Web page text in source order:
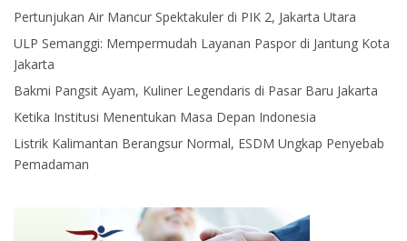
Pertunjukan Air Mancur Spektakuler di PIK 2, Jakarta Utara
ULP Semanggi: Mempermudah Layanan Paspor di Jantung Kota
Jakarta
Bakmi Pangsit Ayam, Kuliner Legendaris di Pasar Baru Jakarta
Ketika Institusi Menentukan Masa Depan Indonesia
Listrik Kalimantan Berangsur Normal, ESDM Ungkap Penyebab
Pemadaman